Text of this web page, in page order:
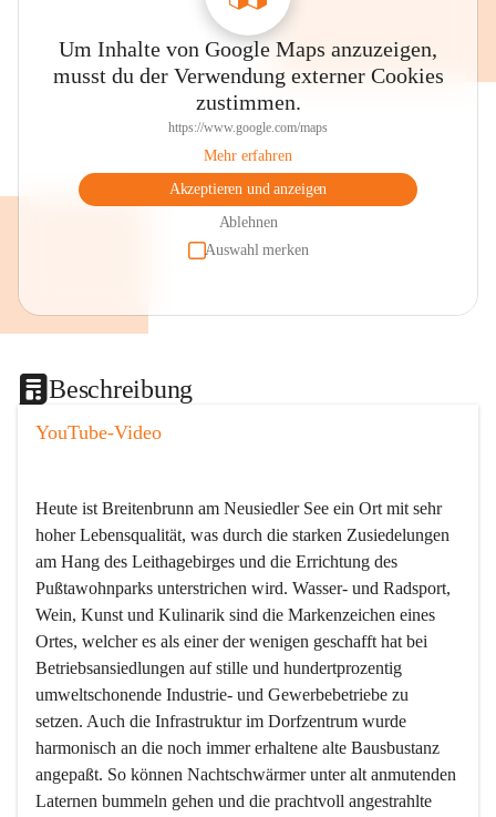
Um Inhalte von Google Maps anzuzeigen,
musst du der Verwendung externer Cookies
zustimmen.
https://www.google.com/maps
Mehr erfahren
Akzeptieren und anzeigen
Ablehnen
Auswahl merken
Beschreibung
YouTube-Video
Heute ist Breitenbrunn am Neusiedler See ein Ort mit sehr
hoher Lebensqualität, was durch die starken Zusiedelungen
am Hang des Leithagebirges und die Errichtung des
Pußtawohnparks unterstrichen wird. Wasser- und Radsport,
Wein, Kunst und Kulinarik sind die Markenzeichen eines
Ortes, welcher es als einer der wenigen geschafft hat bei
Betriebsansiedlungen auf stille und hundertprozentig
umweltschonende Industrie- und Gewerbebetriebe zu
setzen. Auch die Infrastruktur im Dorfzentrum wurde
harmonisch an die noch immer erhaltene alte Bausbustanz
angepaßt. So können Nachtschwärmer unter alt anmutenden
Laternen bummeln gehen und die prachtvoll angestrahlte